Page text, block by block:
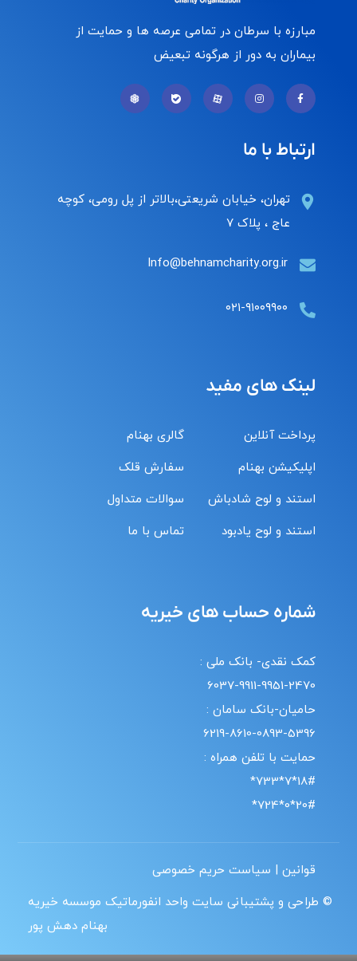
مبارزه با سرطان در تمامی عرصه ها و حمایت از
بیماران به دور از هرگونه تبعیض
ارتباط با ما
تهران، خیابان شریعتی،بالاتر از پل رومی، کوچه
عاج ، پلاک ۷
Info@behnamcharity.org.ir
۰۲۱-۹۱۰۰۹۹۰۰
لینک های مفید
پرداخت آنلاین
اپلیکیشن بهنام
استند و لوح شادباش
استند و لوح یادبود
گالری بهنام
سفارش قلک
سوالات متداول
تماس با ما
شماره حساب های خیریه
کمک نقدی- بانک ملی :
6037-9911-9951-2470
حامیان-بانک سامان :
6219-8610-0893-5396
حمایت با تلفن همراه :
18#*7*733*
20#*0*724*
قوانین | سیاست حریم خصوصی
© طراحی و پشتیبانی سایت واحد انفورماتیک موسسه خیریه
بهنام دهش پور